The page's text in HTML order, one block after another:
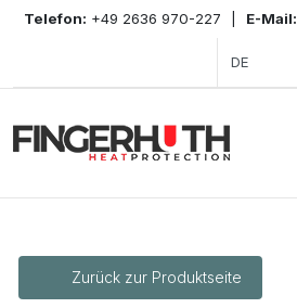
Telefon: +49 2636 970-227 E-Mail:
DE
Zurück zur Produktseite